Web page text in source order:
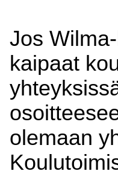
Jos
kaipaat
olemaan